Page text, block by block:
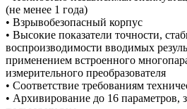
(не менее 1 года)
• Взрывобезопасный корпус
• Высокие показатели точности,
воспроизводимости вводимых
применением встроенного
измерительного преобразователя
• Соответствие требованиям
• Архивирование до 16 параметров,